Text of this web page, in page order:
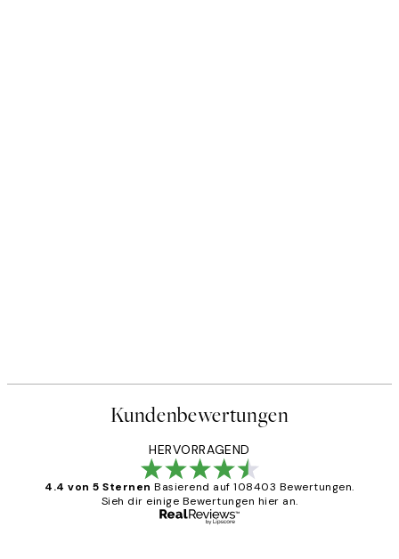
Kundenbewertungen
HERVORRAGEND
4.4 von 5 Sternen Basierend auf 108403 Bewertungen.
Sieh dir einige Bewertungen hier an.